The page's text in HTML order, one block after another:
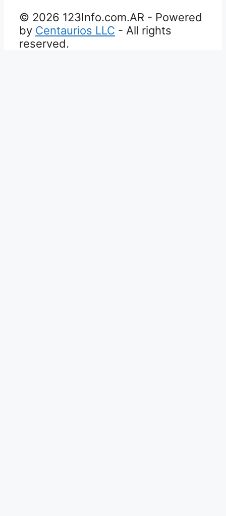
© 2026 123Info.com.AR - Powered
by Centaurios LLC - All rights
reserved.